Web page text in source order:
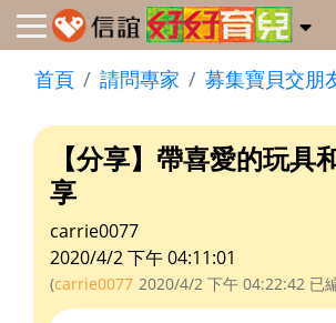
首頁 請問專家 募集寶貝交朋
【分享】帶喜愛的玩具
享
carrie0077
2020/4/2 下午 04:11:01
(carrie0077 2020/4/2 下午 04:22:42 已